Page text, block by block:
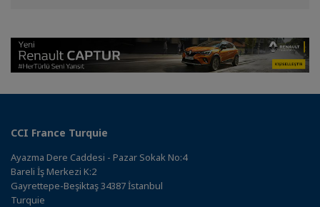
CCI France Turquie
Ayazma Dere Caddesi - Pazar Sokak No:4
Bareli İş Merkezi K:2
Gayrettepe-Beşiktaş 34387 İstanbul
Turquie